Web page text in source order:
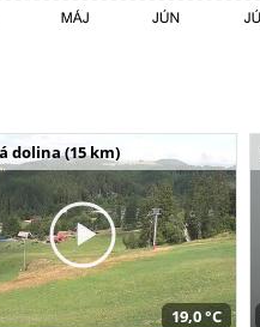
dolina (15 km)
19,0 °C